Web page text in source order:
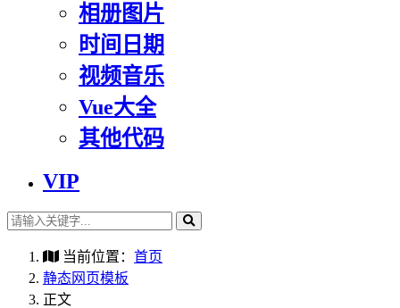
相册图片
时间日期
视频音乐
Vue大全
其他代码
VIP
当前位置： 首页
静态网页模板
正文